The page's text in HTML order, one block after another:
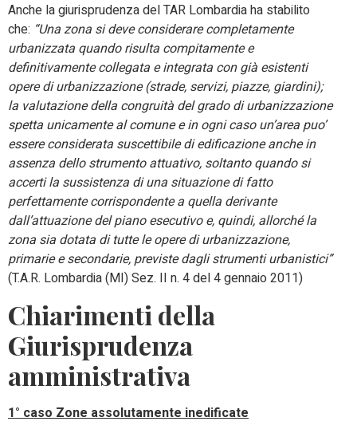
Anche la giurisprudenza del TAR Lombardia ha stabilito
che: “Una zona si deve considerare completamente
urbanizzata quando risulta compitamente e
definitivamente collegata e integrata con già esistenti
opere di urbanizzazione (strade, servizi, piazze, giardini);
la valutazione della congruità del grado di urbanizzazione
spetta unicamente al comune e in ogni caso un’area puo’
essere considerata suscettibile di edificazione anche in
assenza dello strumento attuativo, soltanto quando si
accerti la sussistenza di una situazione di fatto
perfettamente corrispondente a quella derivante
dall’attuazione del piano esecutivo e, quindi, allorché la
zona sia dotata di tutte le opere di urbanizzazione,
primarie e secondarie, previste dagli strumenti urbanistici”
(T.A.R. Lombardia (MI) Sez. II n. 4 del 4 gennaio 2011)
Chiarimenti della
Giurisprudenza
amministrativa
1° caso Zone assolutamente inedificate